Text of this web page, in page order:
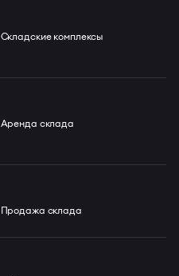
Складские комплексы
Аренда склада
Продажа склада